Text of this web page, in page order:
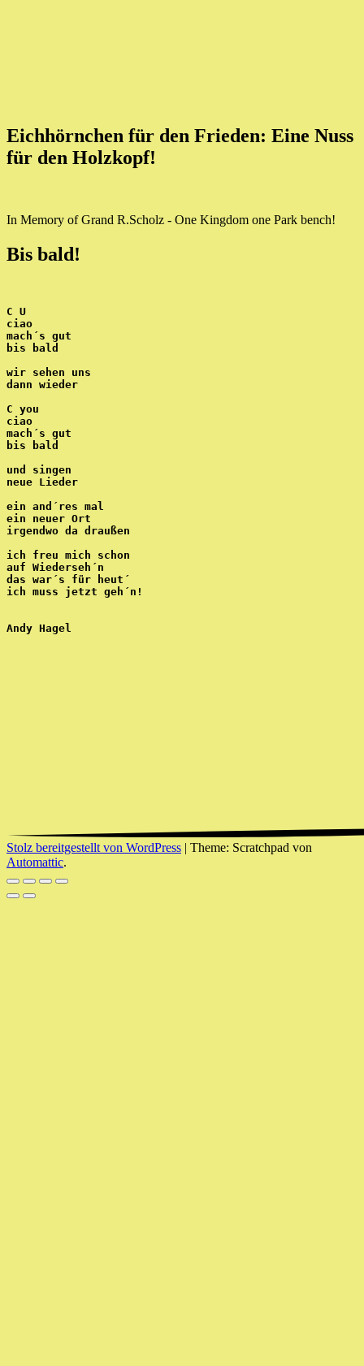
Eichhörnchen für den Frieden: Eine Nuss
für den Holzkopf!
In Memory of Grand R.Scholz - One Kingdom one Park bench!
Bis bald!
C U
ciao
mach´s gut
bis bald
wir sehen uns
dann wieder
C you
ciao
mach´s gut
bis bald
und singen
neue Lieder
ein and´res mal
ein neuer Ort
irgendwo da draußen
ich freu mich schon
auf Wiederseh´n
das war´s für heut´
ich muss jetzt geh´n!
Andy Hagel
Stolz bereitgestellt von WordPress | Theme: Scratchpad von
Automattic.